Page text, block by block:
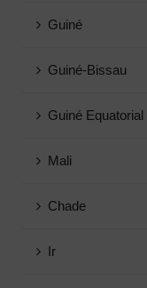
Guiné
Guiné-Bissau
Guiné Equatorial
Mali
Chade
Ir